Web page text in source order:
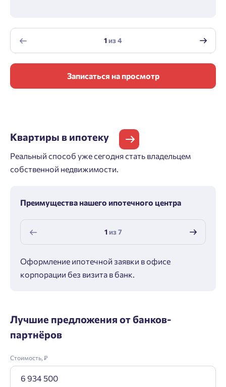
1из4
Записаться на просмотр
Квартиры в ипотеку
Реальный способ уже сегодня стать владельцем
собственной недвижимости.
Преимущества нашего ипотечного центра
1из7
Оформление ипотечной заявки в офисе
корпорации без визита в банк.
Лучшие предложения от банков-
партнёров
Стоимость, ₽